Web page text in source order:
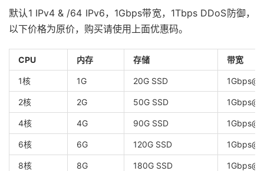
默认1 IPv4 & /64 IPv6，1Gbps带宽，1Tbps DDoS防御，
以下价格为原价，购买请使用上面优惠码。
CPU 内存 存储 带宽
1核 1G 20G SSD
2核 2G 50G SSD
4核 4G 90G SSD
6核 6G 120G SSD
8核 8G 180G SSD